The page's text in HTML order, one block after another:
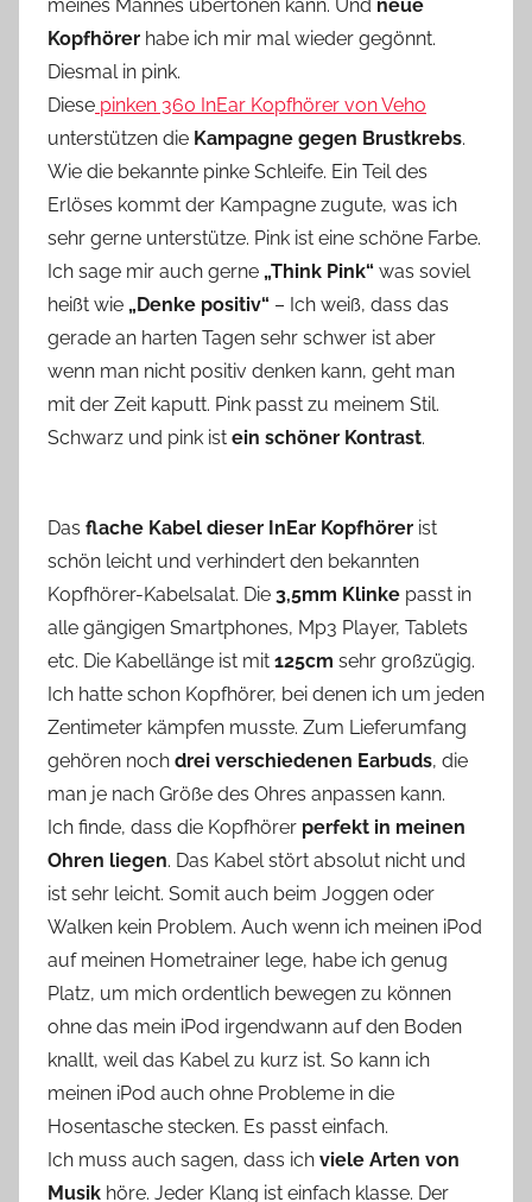
meines Mannes übertönen kann. Und neue
Kopfhörer habe ich mir mal wieder gegönnt.
Diesmal in pink.
Diese pinken 360 InEar Kopfhörer von Veho
unterstützen die Kampagne gegen Brustkrebs.
Wie die bekannte pinke Schleife. Ein Teil des
Erlöses kommt der Kampagne zugute, was ich
sehr gerne unterstütze. Pink ist eine schöne Farbe.
Ich sage mir auch gerne „Think Pink“ was soviel
heißt wie „Denke positiv“ – Ich weiß, dass das
gerade an harten Tagen sehr schwer ist aber
wenn man nicht positiv denken kann, geht man
mit der Zeit kaputt. Pink passt zu meinem Stil.
Schwarz und pink ist ein schöner Kontrast.
Das flache Kabel dieser InEar Kopfhörer ist
schön leicht und verhindert den bekannten
Kopfhörer-Kabelsalat. Die 3,5mm Klinke passt in
alle gängigen Smartphones, Mp3 Player, Tablets
etc. Die Kabellänge ist mit 125cm sehr großzügig.
Ich hatte schon Kopfhörer, bei denen ich um jeden
Zentimeter kämpfen musste. Zum Lieferumfang
gehören noch drei verschiedenen Earbuds, die
man je nach Größe des Ohres anpassen kann.
Ich finde, dass die Kopfhörer perfekt in meinen
Ohren liegen. Das Kabel stört absolut nicht und
ist sehr leicht. Somit auch beim Joggen oder
Walken kein Problem. Auch wenn ich meinen iPod
auf meinen Hometrainer lege, habe ich genug
Platz, um mich ordentlich bewegen zu können
ohne das mein iPod irgendwann auf den Boden
knallt, weil das Kabel zu kurz ist. So kann ich
meinen iPod auch ohne Probleme in die
Hosentasche stecken. Es passt einfach.
Ich muss auch sagen, dass ich viele Arten von
Musik höre. Jeder Klang ist einfach klasse. Der